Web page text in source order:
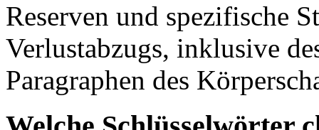
Reserven und spezifische
Verlustabzugs, inklusive
Paragraphen des